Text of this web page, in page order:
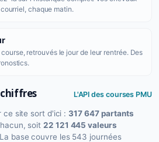
chaque matin.
retrouvés le jour de leur rentrée. Des
L'API des courses PMU
ce site sort d'ici :317 647 partants
soit22 121 445 valeurs
base couvre les 543 journées